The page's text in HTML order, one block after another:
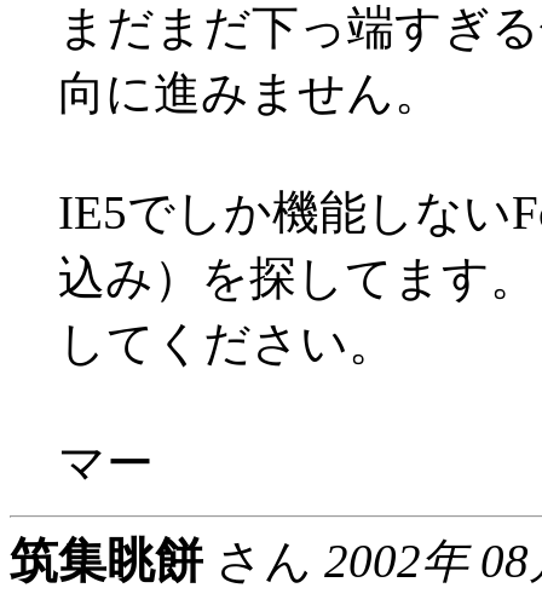
まだまだ下っ端すぎ
向に進みません。
IE5でしか機能しない
込み）を探してます
してください。
マー
筑集眺餅 さん 2002年